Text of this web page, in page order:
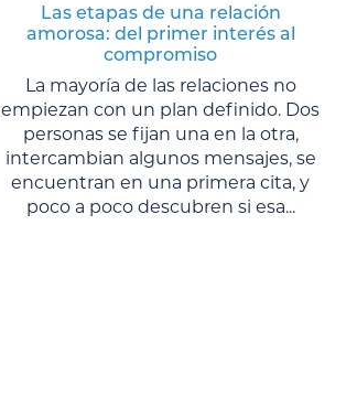
Las etapas de una relación
amorosa: del primer interés al
compromiso
La mayoría de las relaciones no
empiezan con un plan definido. Dos
personas se fijan una en la otra,
intercambian algunos mensajes, se
encuentran en una primera cita, y
poco a poco descubren si esa...